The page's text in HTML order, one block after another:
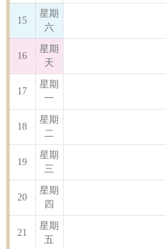
15
星期
六
16
星期
天
17
星期
一
18
星期
二
19
星期
三
20
星期
四
21
星期
五